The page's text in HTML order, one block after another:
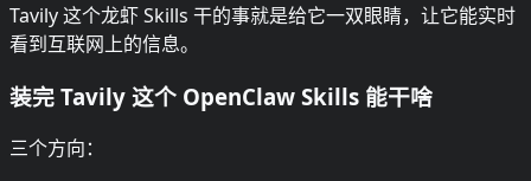
Tavily 这个龙虾 Skills 干的事就是给它一双眼睛，让它能实时
看到互联网上的信息。
装完 Tavily 这个 OpenClaw Skills 能干啥
三个方向：